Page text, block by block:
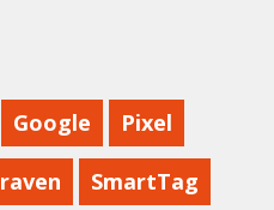
Google Pixel
raven SmartTag